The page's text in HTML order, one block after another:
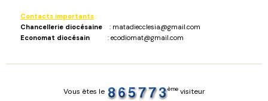
Contacts importants :
Chancellerie diocésaine : matadiecclesia@gmail.com
Economat diocésain : ecodiomat@gmail.com
Vous êtes le èmevisiteur